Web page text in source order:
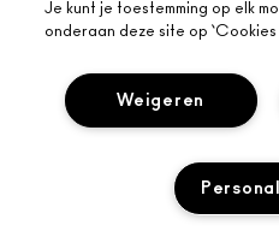
OVER MAC
Je kunt je toestemming op elk
onderaan deze site op ‘Cookies
Weigeren